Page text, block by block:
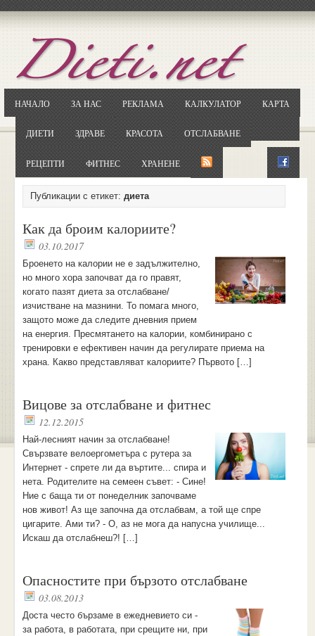
НАЧАЛО ЗА НАС РЕКЛАМА КАЛКУЛАТОР КАРТА
ДИЕТИ ЗДРАВЕ КРАСОТА ОТСЛАБВАНЕ
РЕЦЕПТИ ФИТНЕС ХРАНЕНЕ
Публикации с етикет: диета
Как да броим калориите?
03.10.2017
Броенето на калории не е задължително,
но много хора започват да го правят,
когато пазят диета за отслабване/
изчистване на мазнини. То помага много,
защото може да следите дневния прием
на енергия. Пресмятането на калории, комбинирано с
тренировки е ефективен начин да регулирате приема на
храна. Какво представляват калориите? Първото […]
Вицове за отслабване и фитнес
12.12.2015
Най-лесният начин за отслабване!
Свързвате велоергометъра с рутера за
Интернет - спрете ли да въртите... спира и
нета. Родителите на семеен съвет: - Сине!
Ние с баща ти от понеделник започваме
нов живот! Аз ще започна да отслабвам, а той ще спре
цигарите. Ами ти? - О, аз не мога да напусна училище...
Искаш да отслабнеш?! […]
Опасностите при бързото отслабване
03.08.2013
Доста често бързаме в ежедневието си -
за работа, в работата, при срещите ни, при
ОтворетеGoogle.bg
Потърсете "Cloxy"
Кликнете на първия резултат
... и я въведете в полето: